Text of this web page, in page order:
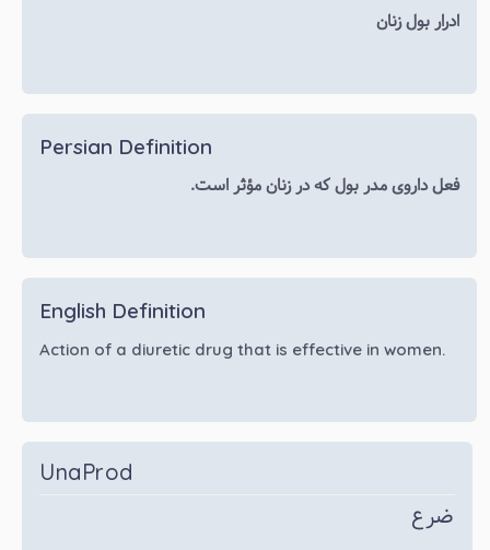
ادرار بول زنان
Persian Definition
فعل داروی مدر بول که در زنان مؤثر است.
English Definition
Action of a diuretic drug that is effective in women.
UnaProd
ضرع